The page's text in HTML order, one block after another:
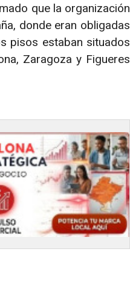
que la organización
donde eran obligadas
pisos estaban situados
Zaragoza y Figueres